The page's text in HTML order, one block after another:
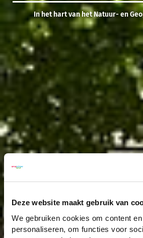
Deze website maakt gebruik van
We gebruiken cookies om content
personaliseren, om functies voor
In het hart van het Natuur- en